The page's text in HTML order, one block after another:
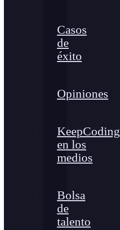
Casos
de
éxito
Opiniones
KeepCoding
en los
medios
Bolsa
de
talento